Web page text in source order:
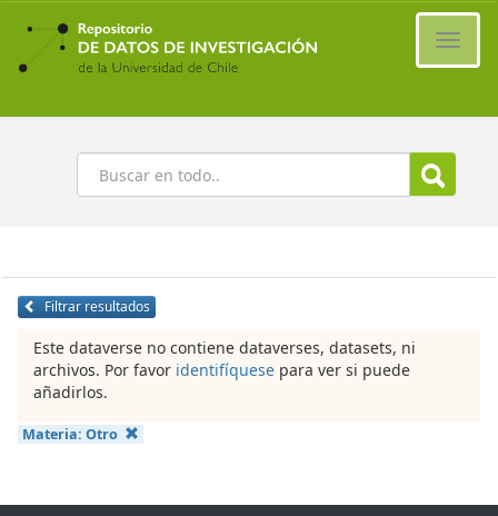
Ir
contenido
principal
Buscar
Filtrar resultados
Este dataverse no contiene dataverses, datasets, ni
archivos. Por favor identifíquese para ver si puede
añadirlos.
Materia: Otro